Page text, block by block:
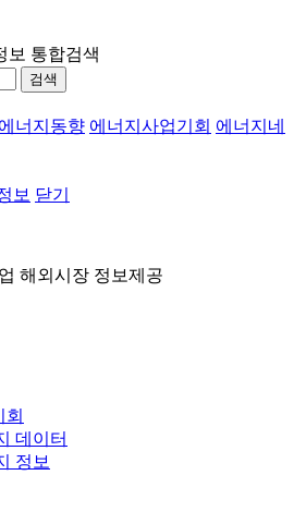
보 통합검색
검색
에너지동향 에너지사업기회 에너지네
보 닫기
해외시장 정보제공
데이터
정보